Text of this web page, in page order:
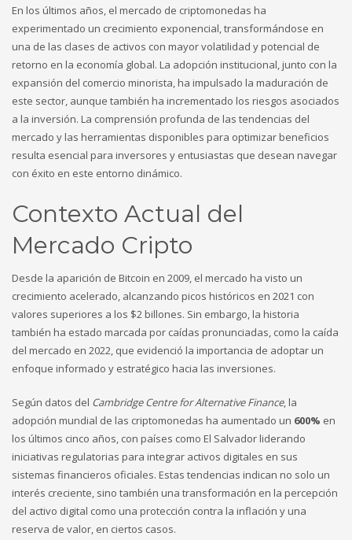
a16z generative ai
adobe generative ai 1
bitstarz
blog
Bookkeeping
Casino
CH
Concert
convention
FinTech
Monthly Vigil
my_texts
News
OM
OM cc
Online Casino
Public
review
Ringospin Casino
Uncategorized
Консалтинговые услуги в ОАЭ
Форекс Брокеры
HOW TO SHOP
Login or create new account.
2 Review your order.
En los últimos años, el mercado de criptomonedas ha
experimentado un crecimiento exponencial, transformándose en
una de las clases de activos con mayor volatilidad y potencial de
retorno en la economía global. La adopción institucional, junto con la
expansión del comercio minorista, ha impulsado la maduración de
este sector, aunque también ha incrementado los riesgos asociados
a la inversión. La comprensión profunda de las tendencias del
mercado y las herramientas disponibles para optimizar beneficios
resulta esencial para inversores y entusiastas que desean navegar
con éxito en este entorno dinámico.
Contexto Actual del
Mercado Cripto
Desde la aparición de Bitcoin en 2009, el mercado ha visto un
crecimiento acelerado, alcanzando picos históricos en 2021 con
valores superiores a los $2 billones. Sin embargo, la historia
también ha estado marcada por caídas pronunciadas, como la caída
del mercado en 2022, que evidenció la importancia de adoptar un
enfoque informado y estratégico hacia las inversiones.
Según datos del Cambridge Centre for Alternative Finance, la
adopción mundial de las criptomonedas ha aumentado un 600% en
los últimos cinco años, con países como El Salvador liderando
iniciativas regulatorias para integrar activos digitales en sus
sistemas financieros oficiales. Estas tendencias indican no solo un
interés creciente, sino también una transformación en la percepción
del activo digital como una protección contra la inflación y una
reserva de valor, en ciertos casos.